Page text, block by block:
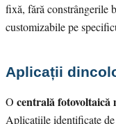
fixă, fără constrângerile
customizabile pe
Aplicații
O centrală fotovoltaică
Aplicațiile identificate